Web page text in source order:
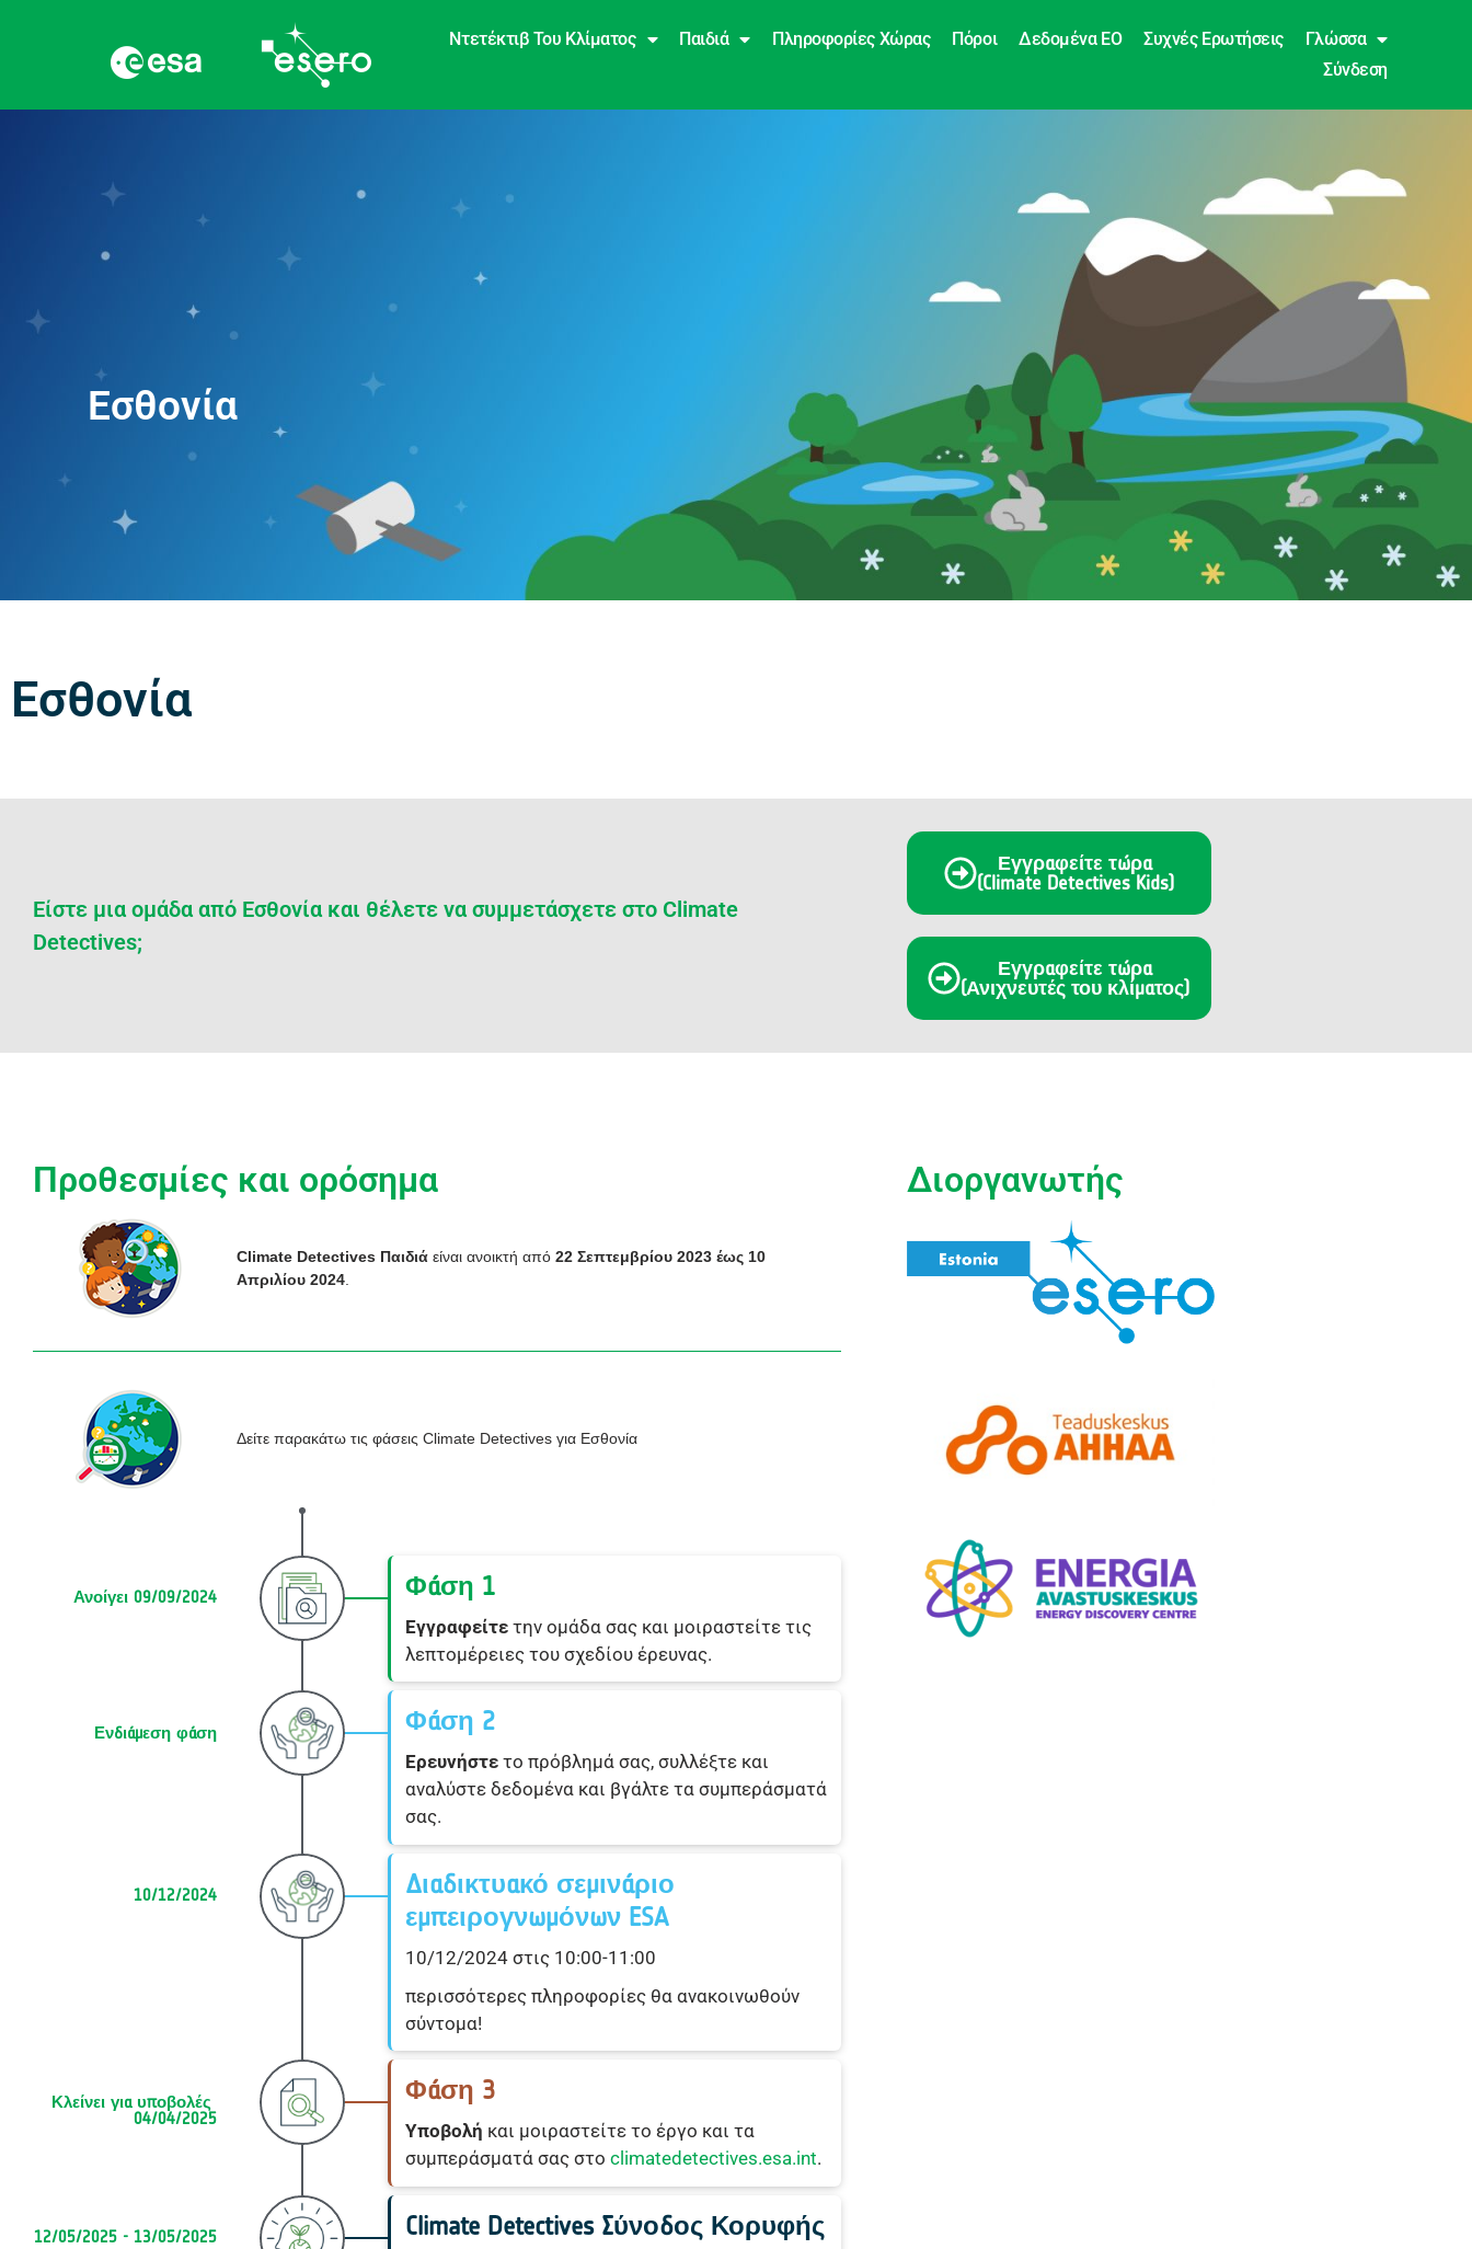
Ντετέκτιβ Του Κλίματος Παιδιά Πληροφορίες Χώρας Πόροι Δεδομένα EO Συχνές Ερωτήσεις
Γλώσσα
Σύνδεση
Εσθονία
Εσθονία
Είστε μια ομάδα από Εσθονία και θέλετε να συμμετάσχετε στο Climate
Detectives;
Εγγραφείτε τώρα
(Climate Detectives Kids)
Εγγραφείτε τώρα
(Ανιχνευτές του κλίματος)
Προθεσμίες και ορόσημα
Climate Detectives Παιδιάείναι ανοικτή από 22 Σεπτεμβρίου 2023 έως 10
Απριλίου 2024.
Δείτε παρακάτω τις φάσεις Climate Detectives για Εσθονία
Ανοίγει 09/09/2024 Φάση 1
Εγγραφείτετην ομάδα σας και μοιραστείτε τις
λεπτομέρειες του σχεδίου έρευνας.
Ενδιάμεση φάση Φάση 2
Ερευνήστε το πρόβλημά σας, συλλέξτε και
αναλύστε δεδομένα και βγάλτε τα συμπεράσματά
σας.
10/12/2024
Διαδικτυακό σεμινάριο
εμπειρογνωμόνων ESA
10/12/2024 στις 10:00-11:00
περισσότερες πληροφορίες θα ανακοινωθούν
σύντομα!
Κλείνει για υποβολές
04/04/2025
Φάση 3
Υποβολή και μοιραστείτε το έργο και τα
συμπεράσματά σας στο climatedetectives.esa.int.
12/05/2025 - 13/05/2025 Climate Detectives Σύνοδος Κορυφής
Διοργανωτής